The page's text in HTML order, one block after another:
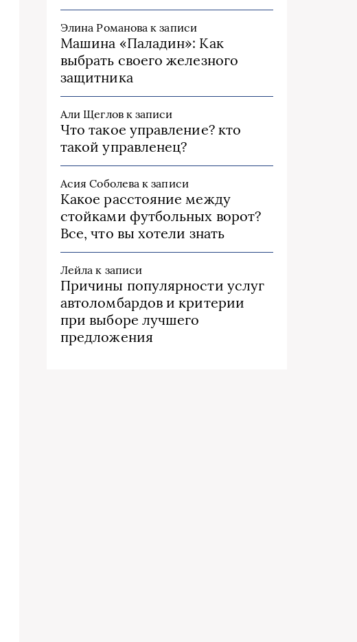
Элина Романова к записи
Машина «Паладин»: Как
выбрать своего железного
защитника
Али Щегловк записи
Что такое управление? кто
такой управленец?
Асия Соболева к записи
Какое расстояние между
стойками футбольных ворот?
Все, что вы хотели знать
Лейла к записи
Причины популярности услуг
автоломбардов и критерии
при выборе лучшего
предложения